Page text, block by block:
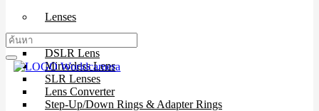
Lenses
DSLR Lens
Mirrorless Lens
SLR Lenses
Lens Converter
Step-Up/Down Rings & Adapter Rings